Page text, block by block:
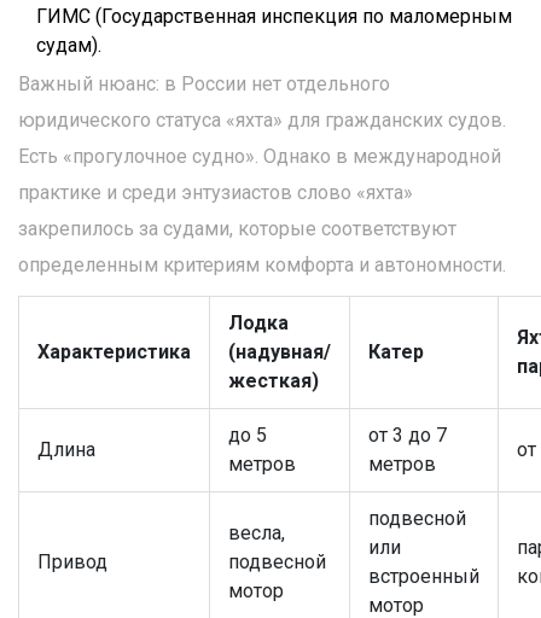
ГИМС (Государственная инспекция по маломерным
судам).
Важный нюанс: в России нет отдельного
юридического статуса «яхта» для гражданских судов.
Есть «прогулочное судно». Однако в международной
практике и среди энтузиастов слово «яхта»
закрепилось за судами, которые соответствуют
определенным критериям комфорта и автономности.
Характеристика
Лодка
(надувная/
жесткая)
Катер
Длина
до 5
метров
от 3 до 7
метров
Привод
весла,
подвесной
мотор
подвесной
или
встроенный
мотор